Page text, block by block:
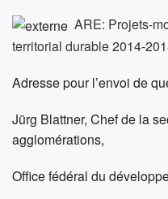
ARE: Projets-
territorial durable 2014-
Adresse pour l’envoi de
Jürg Blattner, Chef de la
agglomérations,
Office fédéral du